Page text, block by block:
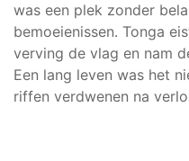
was een plek zonder
bemoeienissen. Tonga
verving de vlag en nam
Een lang leven was het
riffen verdwenen na